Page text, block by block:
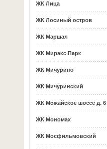
ЖК Лица
ЖК Лосиный остров
ЖК Маршал
ЖК Миракс Парк
ЖК Мичурино
ЖК Мичуринский
ЖК Можайское шоссе д. 6
ЖК Мономах
ЖК Мосфильмовский